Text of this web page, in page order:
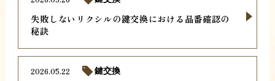
失敗しないリクシルの鍵交換における品番確認の
秘訣
2026.05.22 鍵交換